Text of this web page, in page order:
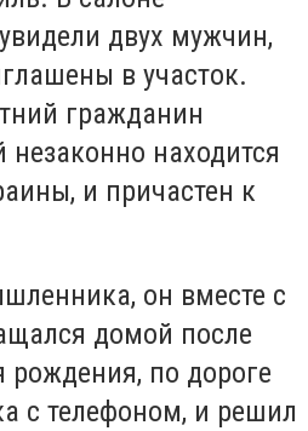
двух мужчин,
в участок.
гражданин
находится
и причастен к
он вместе с
домой после
рождения, по дороге
с телефоном, и решил